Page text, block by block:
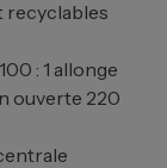
recyclables
: 1 allonge
ouverte 220